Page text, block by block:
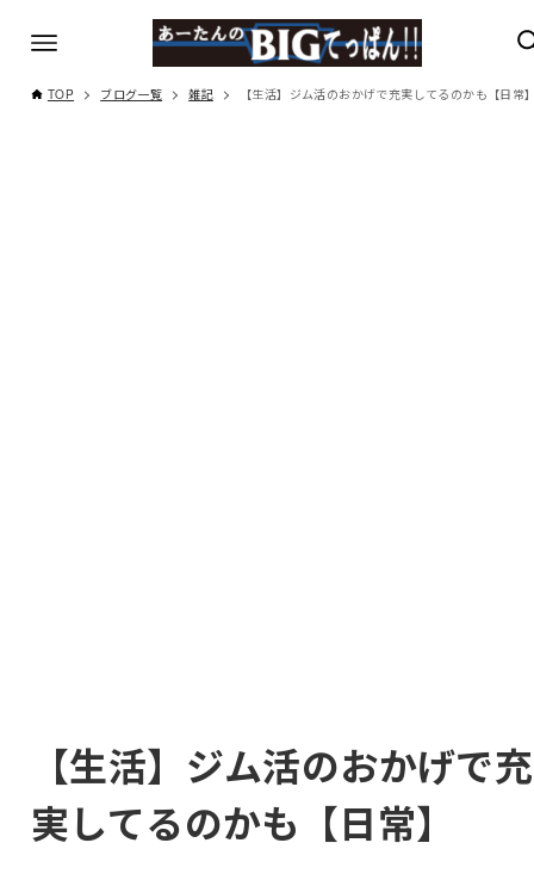
TOP ブログ一覧 雑記 【生活】ジム活のおかげで充実してるのかも【日常
【生活】ジム活のおかげで充
実してるのかも【日常】